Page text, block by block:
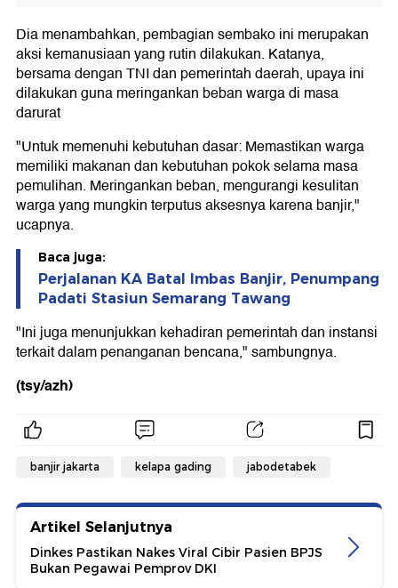
Dia menambahkan, pembagian sembako ini merupakan
aksi kemanusiaan yang rutin dilakukan. Katanya,
bersama dengan TNI dan pemerintah daerah, upaya ini
dilakukan guna meringankan beban warga di masa
darurat
"Untuk memenuhi kebutuhan dasar: Memastikan warga
memiliki makanan dan kebutuhan pokok selama masa
pemulihan. Meringankan beban, mengurangi kesulitan
warga yang mungkin terputus aksesnya karena banjir,"
ucapnya.
Baca juga:
Perjalanan KA Batal Imbas Banjir, Penumpang
Padati Stasiun Semarang Tawang
"Ini juga menunjukkan kehadiran pemerintah dan instansi
terkait dalam penanganan bencana," sambungnya.
(tsy/azh)
banjir jakarta kelapa gading jabodetabek
Artikel Selanjutnya
Dinkes Pastikan Nakes Viral Cibir Pasien BPJS
Bukan Pegawai Pemprov DKI